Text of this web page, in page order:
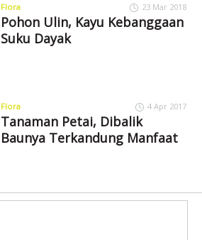
Flora 23 Mar 2018
Pohon Ulin, Kayu Kebanggaan
Suku Dayak
Flora 4 Apr 2017
Tanaman Petai, Dibalik
Baunya Terkandung Manfaat